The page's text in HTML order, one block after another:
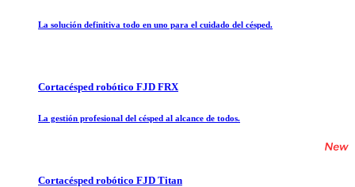
La solución definitiva todo en uno para el cuidado del césped.
Cortacésped robótico FJD FRX
La gestión profesional del césped al alcance de todos.
Cortacésped robótico FJD Titan